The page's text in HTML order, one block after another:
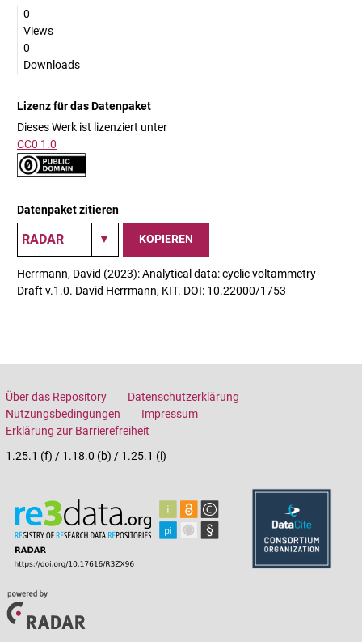
0
Views
0
Downloads
Lizenz für das Datenpaket
Dieses Werk ist lizenziert unter
CC0 1.0
Datenpaket zitieren
KOPIEREN
Herrmann, David (2023): Analytical data: cyclic voltammetry -
Draft v.1.0. David Herrmann, KIT. DOI: 10.22000/1753
Über das Repository
Datenschutzerklärung
Nutzungsbedingungen
Impressum
Erklärung zur Barrierefreiheit
1.25.1 (f) / 1.18.0 (b) / 1.25.1 (i)